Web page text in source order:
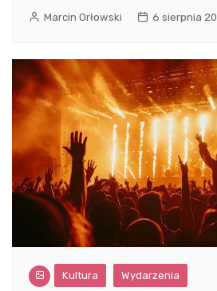
Marcin Orłowski 6 sierpnia
Kultura Wydarzenia